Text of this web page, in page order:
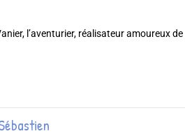
l’aventurier, réalisateur amoureux